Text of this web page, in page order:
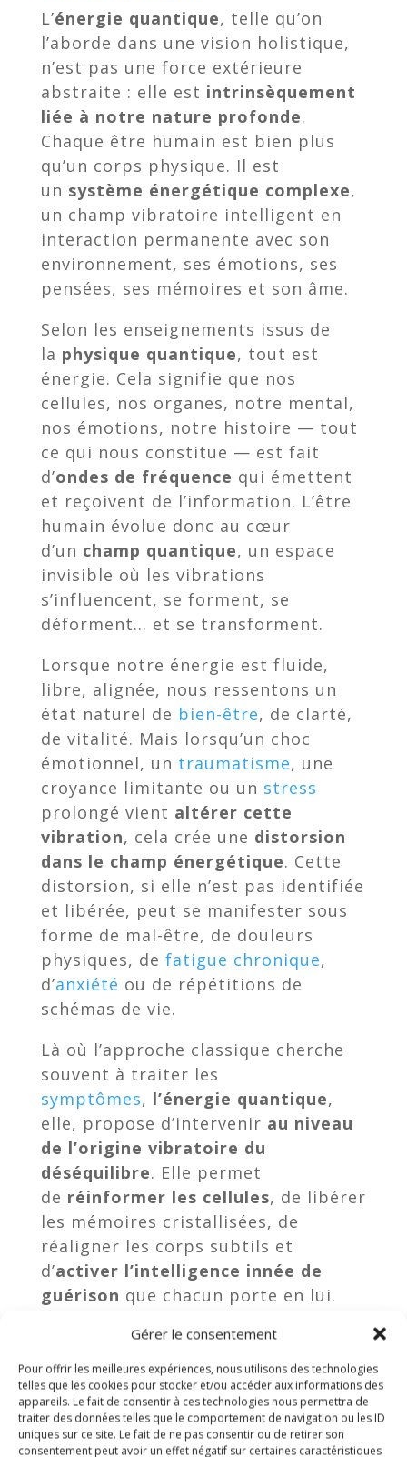
Gérer le consentement
Pour offrir les meilleures expériences, nous utilisons des technologies
telles que les cookies pour stocker et/ou accéder aux informations des
appareils. Le fait de consentir à ces technologies nous permettra de
traiter des données telles que le comportement de navigation ou les ID
uniques sur ce site. Le fait de ne pas consentir ou de retirer son
consentement peut avoir un effet négatif sur certaines caractéristiques
L’énergie quantique, telle qu’on
l’aborde dans une vision holistique,
n’est pas une force extérieure
abstraite : elle est intrinsèquement
liée à notre nature profonde.
Chaque être humain est bien plus
qu’un corps physique. Il est
un système énergétique complexe,
un champ vibratoire intelligent en
interaction permanente avec son
environnement, ses émotions, ses
pensées, ses mémoires et son âme.
Selon les enseignements issus de
la physique quantique, tout est
énergie. Cela signifie que nos
cellules, nos organes, notre mental,
nos émotions, notre histoire — tout
ce qui nous constitue — est fait
d’ondes de fréquence qui émettent
et reçoivent de l’information. L’être
humain évolue donc au cœur
d’un champ quantique, un espace
invisible où les vibrations
s’influencent, se forment, se
déforment… et se transforment.
Lorsque notre énergie est fluide,
libre, alignée, nous ressentons un
état naturel de bien-être, de clarté,
de vitalité. Mais lorsqu’un choc
émotionnel, un traumatisme, une
croyance limitante ou un stress
prolongé vient altérer cette
vibration, cela crée une distorsion
dans le champ énergétique. Cette
distorsion, si elle n’est pas identifiée
et libérée, peut se manifester sous
forme de mal-être, de douleurs
physiques, de fatigue chronique,
d’anxiété ou de répétitions de
schémas de vie.
Là où l’approche classique cherche
souvent à traiter les
symptômes, l’énergie quantique,
elle, propose d’intervenir au niveau
de l’origine vibratoire du
déséquilibre. Elle permet
de réinformer les cellules, de libérer
les mémoires cristallisées, de
réaligner les corps subtils et
d’activer l’intelligence innée de
guérison que chacun porte en lui.
De plus, l’être humain est
un émetteur-récepteur d’énergie
Ce que nous pensons, ressentons et
croyons influence notre réalité. Nos
vibrations internes attirent ou